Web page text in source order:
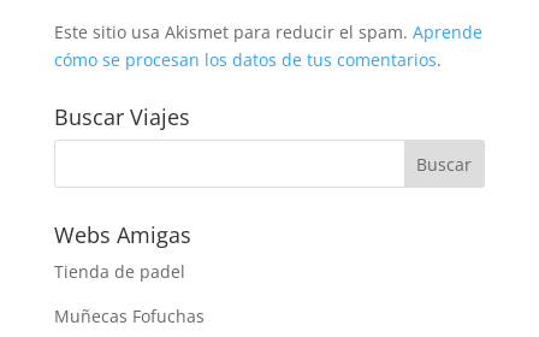
Este sitio usa Akismet para reducir el spam. Aprende
cómo se procesan los datos de tus comentarios.
Buscar Viajes
Webs Amigas
Tienda de padel
Muñecas Fofuchas